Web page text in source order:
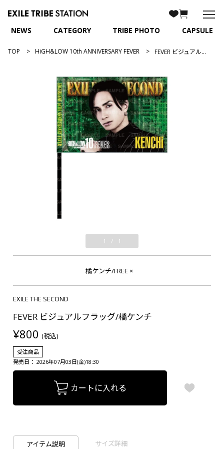
NEWS CATEGORY TRIBE PHOTO CAPSULE
TOP HiGH&LOW 10th ANNIVERSARY FEVER FEVER ビジュアルフラッグ/橘ケンチ
1 / 1
橘ケンチ/FREE ×
EXILE THE SECOND
FEVER ビジュアルフラッグ/橘ケンチ
¥800 (税込)
受注商品
発売日： 2026年07月03日(金)18:30
カートに入れる
アイテム説明 サイズ詳細